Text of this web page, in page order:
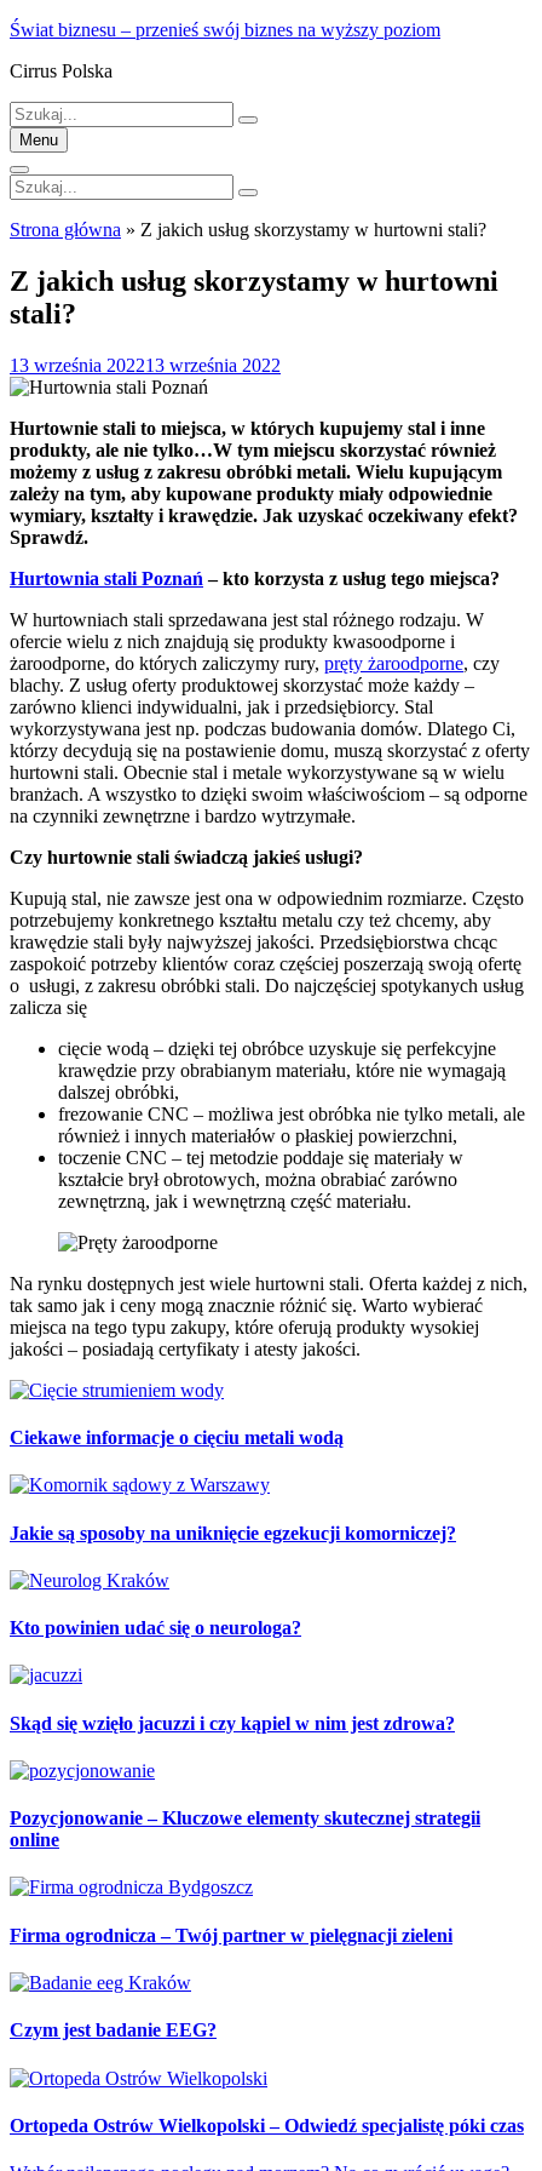
Skip
content
Świat biznesu – przenieś swój biznes na wyższy poziom
Cirrus Polska
Szukaj:
Menu
Szukaj:
Strona główna » Z jakich usług skorzystamy w hurtowni stali?
Z jakich usług skorzystamy w hurtowni
stali?
Posted
on
13 września 202213 września 2022
Hurtownie stali to miejsca, w których kupujemy stal i inne
produkty, ale nie tylko…W tym miejscu skorzystać również
możemy z usług z zakresu obróbki metali. Wielu kupującym
zależy na tym, aby kupowane produkty miały odpowiednie
wymiary, kształty i krawędzie. Jak uzyskać oczekiwany efekt?
Sprawdź.
Hurtownia stali Poznań – kto korzysta z usług tego miejsca?
W hurtowniach stali sprzedawana jest stal różnego rodzaju. W
ofercie wielu z nich znajdują się produkty kwasoodporne i
żaroodporne, do których zaliczymy rury, pręty żaroodporne, czy
blachy. Z usług oferty produktowej skorzystać może każdy –
zarówno klienci indywidualni, jak i przedsiębiorcy. Stal
wykorzystywana jest np. podczas budowania domów. Dlatego Ci,
którzy decydują się na postawienie domu, muszą skorzystać z oferty
hurtowni stali. Obecnie stal i metale wykorzystywane są w wielu
branżach. A wszystko to dzięki swoim właściwościom – są odporne
na czynniki zewnętrzne i bardzo wytrzymałe.
Czy hurtownie stali świadczą jakieś usługi?
Kupują stal, nie zawsze jest ona w odpowiednim rozmiarze. Często
potrzebujemy konkretnego kształtu metalu czy też chcemy, aby
krawędzie stali były najwyższej jakości. Przedsiębiorstwa chcąc
zaspokoić potrzeby klientów coraz częściej poszerzają swoją ofertę
o usługi, z zakresu obróbki stali. Do najczęściej spotykanych usług
zalicza się
cięcie wodą – dzięki tej obróbce uzyskuje się perfekcyjne
krawędzie przy obrabianym materiału, które nie wymagają
dalszej obróbki,
frezowanie CNC – możliwa jest obróbka nie tylko metali, ale
również i innych materiałów o płaskiej powierzchni,
toczenie CNC – tej metodzie poddaje się materiały w
kształcie brył obrotowych, można obrabiać zarówno
zewnętrzną, jak i wewnętrzną część materiału.
Na rynku dostępnych jest wiele hurtowni stali. Oferta każdej z nich,
tak samo jak i ceny mogą znacznie różnić się. Warto wybierać
miejsca na tego typu zakupy, które oferują produkty wysokiej
jakości – posiadają certyfikaty i atesty jakości.
Ciekawe informacje o cięciu metali wodą
Jakie są sposoby na uniknięcie egzekucji komorniczej?
Kto powinien udać się o neurologa?
Skąd się wzięło jacuzzi i czy kąpiel w nim jest zdrowa?
Pozycjonowanie – Kluczowe elementy skutecznej strategii
online
Firma ogrodnicza – Twój partner w pielęgnacji zieleni
Czym jest badanie EEG?
Ortopeda Ostrów Wielkopolski – Odwiedź specjalistę póki czas